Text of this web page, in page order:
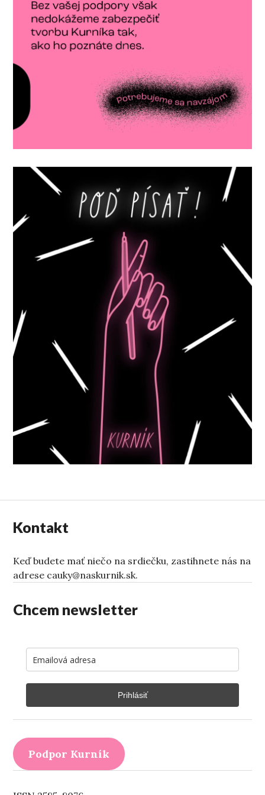
Kontakt
Keď budete mať niečo na srdiečku, zastihnete nás na
adrese cauky@naskurnik.sk.
Chcem newsletter
Prihlásiť
Podpor Kurník